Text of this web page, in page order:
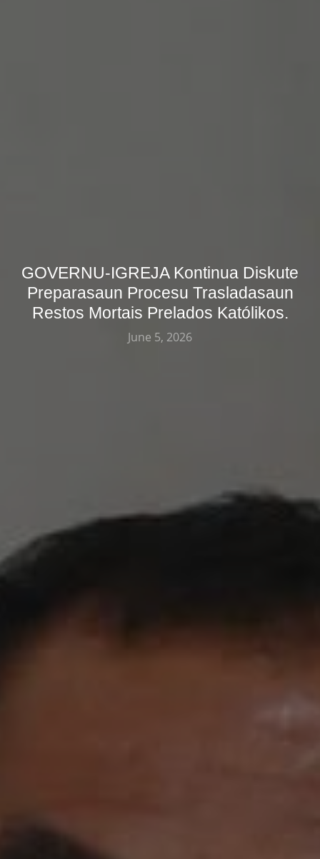
GOVERNU-IGREJA Kontinua Diskute
Preparasaun Procesu Trasladasaun
Restos Mortais Prelados Katólikos.
June 5, 2026